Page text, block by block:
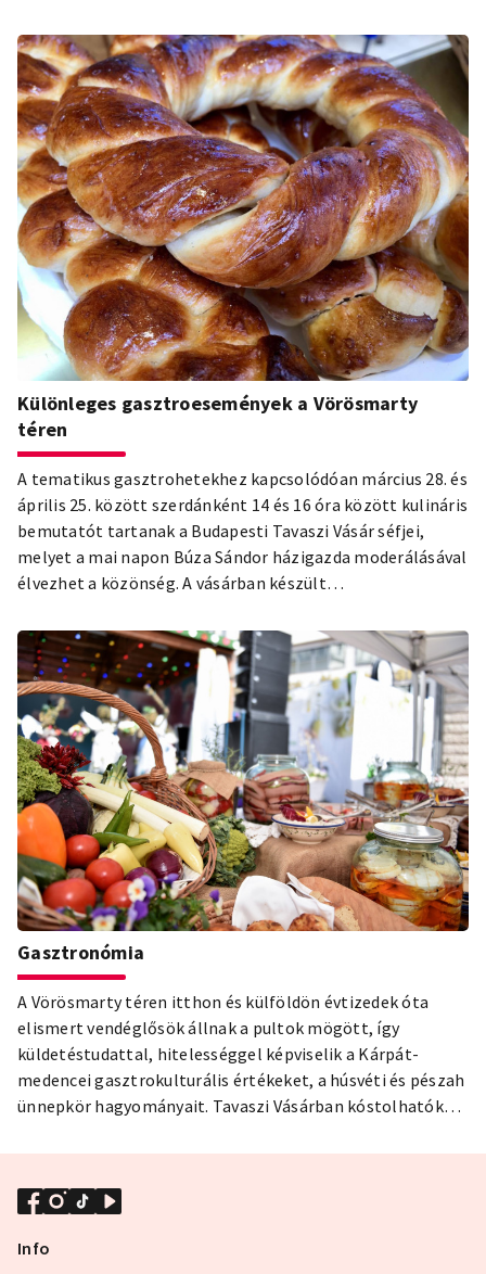
Különleges gasztroesemények a Vörösmarty
téren
A tematikus gasztrohetekhez kapcsolódóan március 28. és
április 25. között szerdánként 14 és 16 óra között kulináris
bemutatót tartanak a Budapesti Tavaszi Vásár séfjei,
melyet a mai napon Búza Sándor házigazda moderálásával
élvezhet a közönség. A vásárban készült
mindenkit a színpad mellett található Delikát és Kávézó!
Gasztronómia
A Vörösmarty téren itthon és külföldön évtizedek óta
elismert vendéglősök állnak a pultok mögött, így
küldetéstudattal, hitelességgel képviselik a Kárpát-
medencei gasztrokulturális értékeket, a húsvéti és pészah
ünnepkör hagyományait. Tavaszi Vásárban kóstolhatók
ételspecialitások, kézműves édességek, italok melyek
kiegészítik a hagyományos magyar vásári konyha
választékát és megismerhetik a régióra jellemző
Info